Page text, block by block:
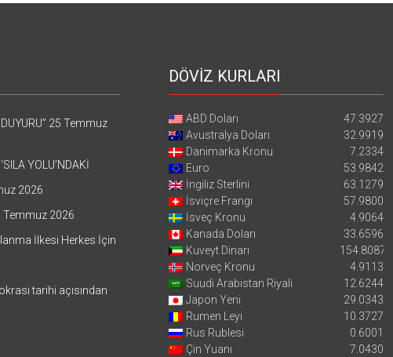
25 Temmuz
YOLU’NDAKİ
2026
Temmuz 2026
İlkesi Herkes İçin
tarihi açısından
DÖVİZ KURLARI
ABD Doları
47.3927
Avustralya Doları
32.9919
Danimarka Kronu
7.2334
Euro
53.9842
İngiliz Sterlini
63.1279
İsviçre Frangı
57.9800
İsveç Kronu
4.9064
Kanada Doları
33.6596
Kuveyt Dinarı
154.8087
Norveç Kronu
4.9113
Suudi Arabistan Riyali
12.6244
Japon Yeni
29.0343
Rumen Leyi
10.3727
Rus Rublesi
0.6001
Çin Yuanı
7.0430